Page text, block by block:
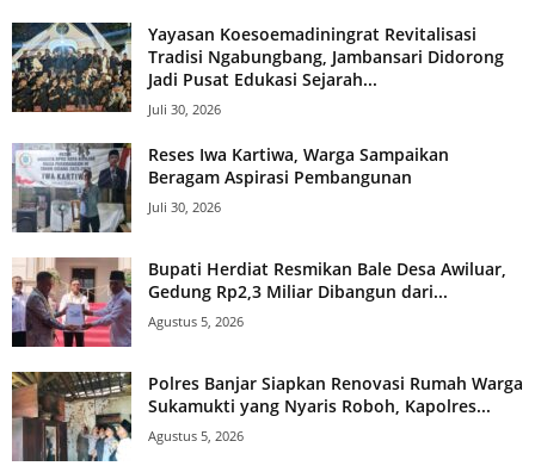
Yayasan Koesoemadiningrat Revitalisasi
Tradisi Ngabungbang, Jambansari Didorong
Jadi Pusat Edukasi Sejarah...
Juli 30, 2026
Reses Iwa Kartiwa, Warga Sampaikan
Beragam Aspirasi Pembangunan
Juli 30, 2026
Bupati Herdiat Resmikan Bale Desa Awiluar,
Gedung Rp2,3 Miliar Dibangun dari...
Agustus 5, 2026
Polres Banjar Siapkan Renovasi Rumah Warga
Sukamukti yang Nyaris Roboh, Kapolres...
Agustus 5, 2026